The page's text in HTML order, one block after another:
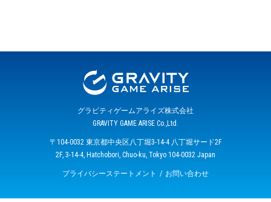
グラビティゲームアライズ株式会社
GRAVITY GAME ARISE Co.,Ltd.
〒104-0032 東京都中央区八丁堀3-14-4 八丁堀サード2F
2F, 3-14-4, Hatchobori, Chuo-ku, Tokyo 104-0032 Japan
プライバシーステートメント お問い合わせ